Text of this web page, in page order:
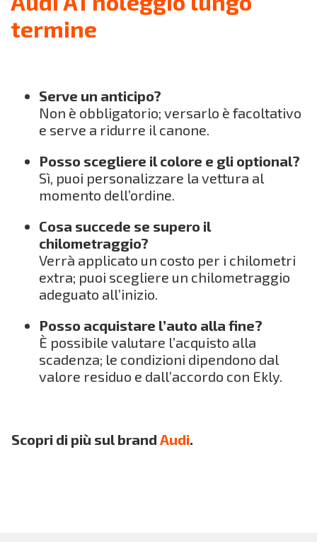
termine
Serve un anticipo?
Non è obbligatorio; versarlo è facoltativo
e serve a ridurre il canone.
Posso scegliere il colore e gli optional?
Sì, puoi personalizzare la vettura al
momento dell’ordine.
Cosa succede se supero il
chilometraggio?
Verrà applicato un costo per i chilometri
extra; puoi scegliere un chilometraggio
adeguato all’inizio.
Posso acquistare l’auto alla fine?
È possibile valutare l’acquisto alla
scadenza; le condizioni dipendono dal
valore residuo e dall’accordo con Ekly.
Scopri di più sul brand Audi.